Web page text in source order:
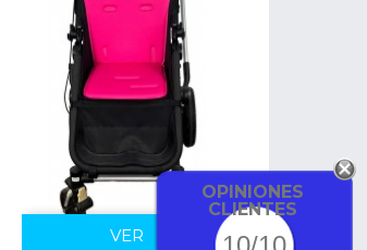
VER
OPINIONES
CLIENTES